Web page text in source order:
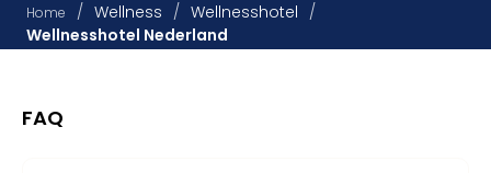
Home / Wellness / Wellnesshotel /
Wellnesshotel Nederland
FAQ